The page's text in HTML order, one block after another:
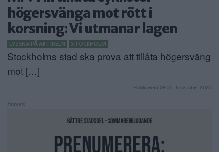
ANNONSERA
NÄRINGSLIV
MER
högersvänga mot rött i
korsning: Vi utmanar lagen
LYSSNA PÅ ARTIKELN STOCKHOLM
Stockholms stad ska prova att tillåta högersväng
mot […]
Publicerad 09:31, 6 oktober 2025
Annons: